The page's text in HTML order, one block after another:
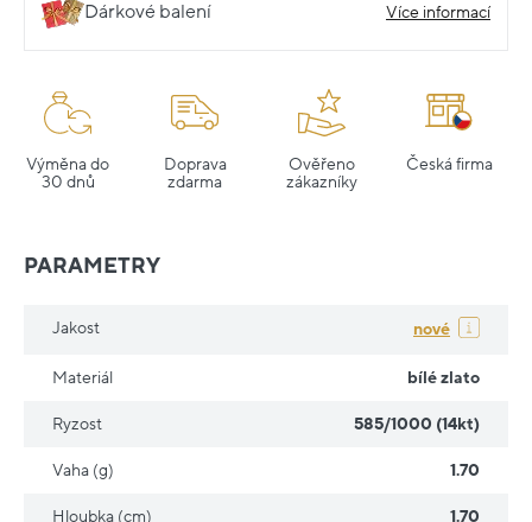
Dárkové balení Více informací
Výměna do
30 dnů
Doprava
zdarma
Ověřeno
zákazníky
Česká firma
PARAMETRY
Jakost nové
Materiál bílé zlato
Ryzost 585/1000 (14kt)
Vaha (g) 1.70
Hloubka (cm) 1.70